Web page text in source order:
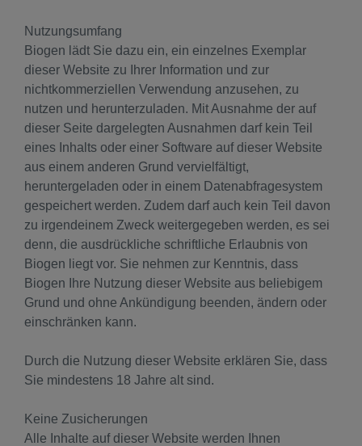
Nutzungsumfang
Biogen lädt Sie dazu ein, ein einzelnes Exemplar
dieser Website zu Ihrer Information und zur
nichtkommerziellen Verwendung anzusehen, zu
nutzen und herunterzuladen. Mit Ausnahme der auf
dieser Seite dargelegten Ausnahmen darf kein Teil
eines Inhalts oder einer Software auf dieser Website
aus einem anderen Grund vervielfältigt,
heruntergeladen oder in einem Datenabfragesystem
gespeichert werden. Zudem darf auch kein Teil davon
zu irgendeinem Zweck weitergegeben werden, es sei
denn, die ausdrückliche schriftliche Erlaubnis von
Biogen liegt vor. Sie nehmen zur Kenntnis, dass
Biogen Ihre Nutzung dieser Website aus beliebigem
Grund und ohne Ankündigung beenden, ändern oder
einschränken kann.
Durch die Nutzung dieser Website erklären Sie, dass
Sie mindestens 18 Jahre alt sind.
Keine Zusicherungen
Alle Inhalte auf dieser Website werden Ihnen